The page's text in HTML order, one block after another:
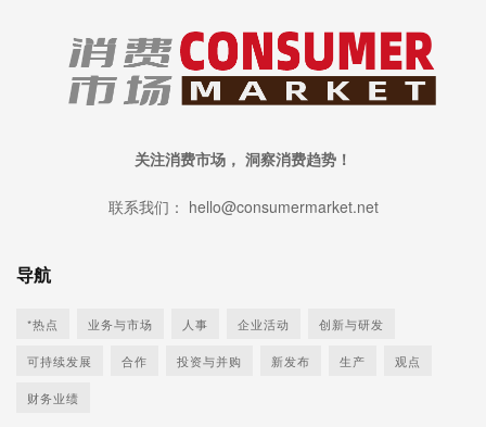
关注消费市场， 洞察消费趋势！
联系我们： hello@consumermarket.net
导航
*热点 业务与市场 人事 企业活动 创新与研发
可持续发展 合作 投资与并购 新发布 生产 观点
财务业绩